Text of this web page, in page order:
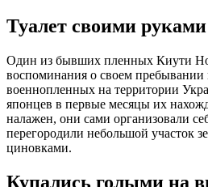
Туалет своими руками
Один из бывших пленных Киути
воспоминания о своем пребывании
военнопленных на территории
японцев в первые месяцы их
налажен, они сами организовали
перегородили небольшой участок
циновками.
Купались голыми на